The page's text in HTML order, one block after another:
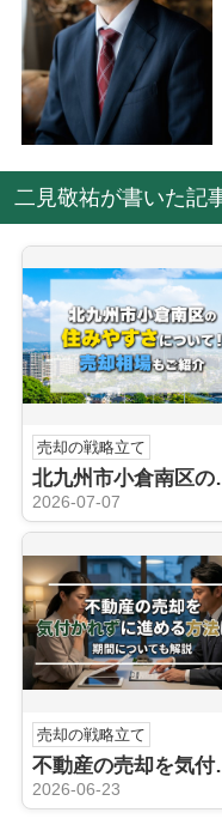
二見敬祐が書いた記
売却の戦略立て
北九州市小倉
2026-07-07
売却の戦略立て
不動産の売却
2026-06-23